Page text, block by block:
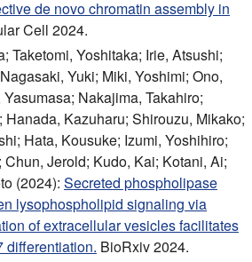
de novo chromatin assembly in
Cell 2024.
Taketomi, Yoshitaka; Irie, Atsushi;
Yuki; Miki, Yoshimi; Ono,
Nakajima, Takahiro;
Hanada, Kazuharu; Shirouzu, Mikako;
Hata, Kousuke; Izumi, Yoshihiro;
Chun, Jerold; Kudo, Kai; Kotani, Ai;
(2024): Secreted phospholipase
lysophospholipid signaling via
of extracellular vesicles facilitates
differentiation. BioRxiv 2024.